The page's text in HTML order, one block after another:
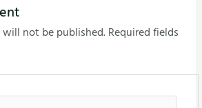
will not be published.Required fields